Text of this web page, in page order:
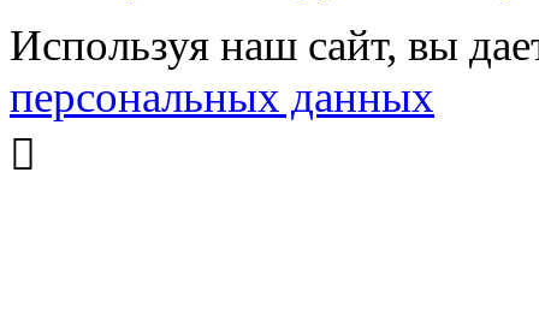
Используя наш сайт, вы
персональных данных
